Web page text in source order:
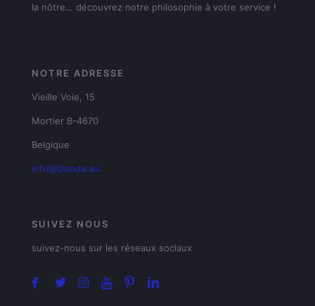
la nôtre… découvrez notre philosophie à votre service !
NOTRE ADRESSE
Vieille Voie, 15
Mortier B-4670
Belgique
info@bicode.eu
SUIVEZ NOUS
suivez-nous sur les réseaux sociaux